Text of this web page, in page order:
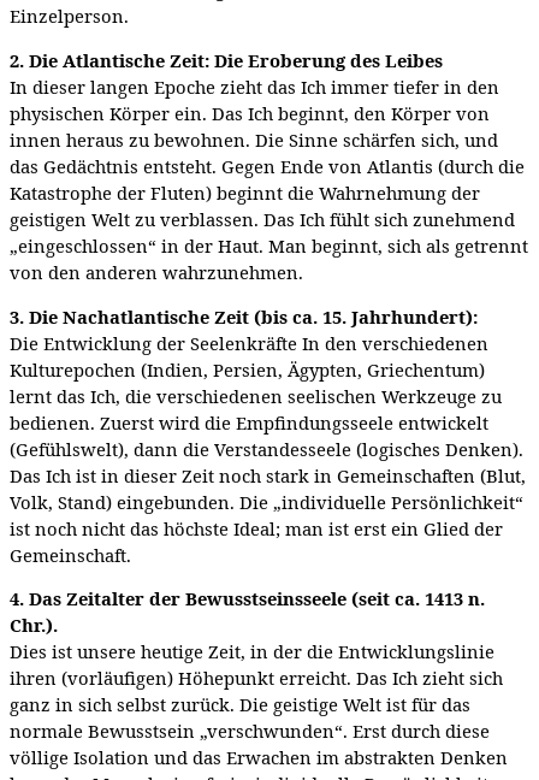
Einzelperson.
2. Die Atlantische Zeit: Die Eroberung des Leibes
In dieser langen Epoche zieht das Ich immer tiefer in den
physischen Körper ein. Das Ich beginnt, den Körper von
innen heraus zu bewohnen. Die Sinne schärfen sich, und
das Gedächtnis entsteht. Gegen Ende von Atlantis (durch die
Katastrophe der Fluten) beginnt die Wahrnehmung der
geistigen Welt zu verblassen. Das Ich fühlt sich zunehmend
„eingeschlossen“ in der Haut. Man beginnt, sich als getrennt
von den anderen wahrzunehmen.
3. Die Nachatlantische Zeit (bis ca. 15. Jahrhundert):
Die Entwicklung der Seelenkräfte In den verschiedenen
Kulturepochen (Indien, Persien, Ägypten, Griechentum)
lernt das Ich, die verschiedenen seelischen Werkzeuge zu
bedienen. Zuerst wird die Empfindungsseele entwickelt
(Gefühlswelt), dann die Verstandesseele (logisches Denken).
Das Ich ist in dieser Zeit noch stark in Gemeinschaften (Blut,
Volk, Stand) eingebunden. Die „individuelle Persönlichkeit“
ist noch nicht das höchste Ideal; man ist erst ein Glied der
Gemeinschaft.
4. Das Zeitalter der Bewusstseinsseele (seit ca. 1413 n.
Chr.).
Dies ist unsere heutige Zeit, in der die Entwicklungslinie
ihren (vorläufigen) Höhepunkt erreicht. Das Ich zieht sich
ganz in sich selbst zurück. Die geistige Welt ist für das
normale Bewusstsein „verschwunden“. Erst durch diese
völlige Isolation und das Erwachen im abstrakten Denken